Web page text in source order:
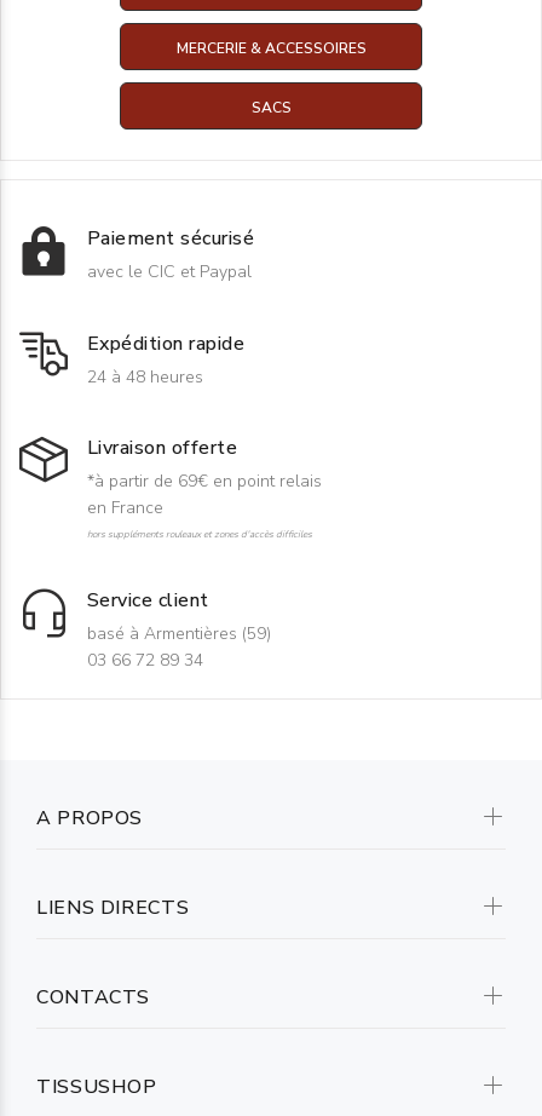
MERCERIE & ACCESSOIRES
SACS
Paiement sécurisé
avec le CIC et Paypal
Expédition rapide
24 à 48 heures
Livraison offerte
*à partir de 69€ en point relais
en France
hors suppléments rouleaux et zones d'accès difficiles
Service client
basé à Armentières (59)
03 66 72 89 34
A PROPOS
LIENS DIRECTS
CONTACTS
TISSUSHOP